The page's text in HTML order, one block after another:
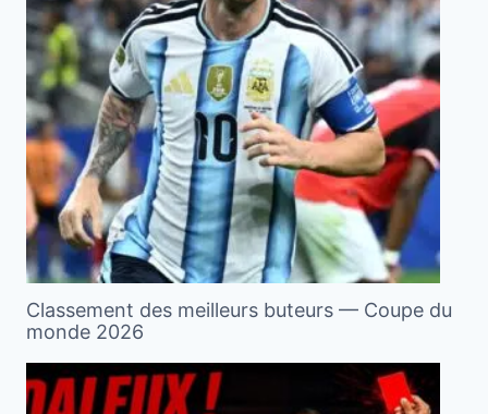
Classement des meilleurs buteurs — Coupe du
monde 2026